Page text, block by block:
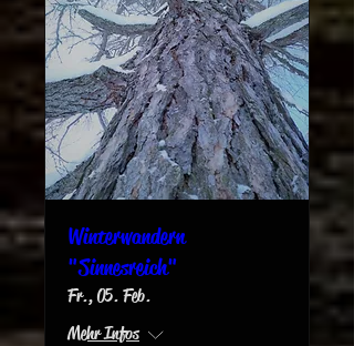
Winterwandern
"Sinnesreich"
Fr., 05. Feb.
Mehr Infos